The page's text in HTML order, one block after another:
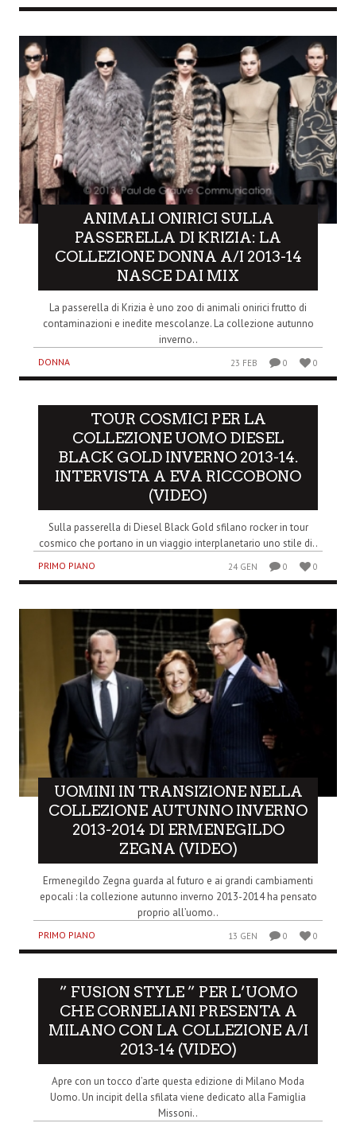
ANIMALI ONIRICI SULLA
PASSERELLA DI KRIZIA: LA
COLLEZIONE DONNA A/I 2013-14
NASCE DAI MIX
La passerella di Krizia è uno zoo di animali onirici frutto di
contaminazioni e inedite mescolanze. La collezione autunno
inverno..
DONNA 23 FEB 0 0
TOUR COSMICI PER LA
COLLEZIONE UOMO DIESEL
BLACK GOLD INVERNO 2013-14.
INTERVISTA A EVA RICCOBONO
(VIDEO)
Sulla passerella di Diesel Black Gold sfilano rocker in tour
cosmico che portano in un viaggio interplanetario uno stile di..
PRIMO PIANO 24 GEN 0 0
UOMINI IN TRANSIZIONE NELLA
COLLEZIONE AUTUNNO INVERNO
2013-2014 DI ERMENEGILDO
ZEGNA (VIDEO)
Ermenegildo Zegna guarda al futuro e ai grandi cambiamenti
epocali : la collezione autunno inverno 2013-2014 ha pensato
proprio all’uomo..
PRIMO PIANO 13 GEN 0 0
” FUSION STYLE ” PER L’UOMO
CHE CORNELIANI PRESENTA A
MILANO CON LA COLLEZIONE A/I
2013-14 (VIDEO)
Apre con un tocco d’arte questa edizione di Milano Moda
Uomo. Un incipit della sfilata viene dedicato alla Famiglia
Missoni..